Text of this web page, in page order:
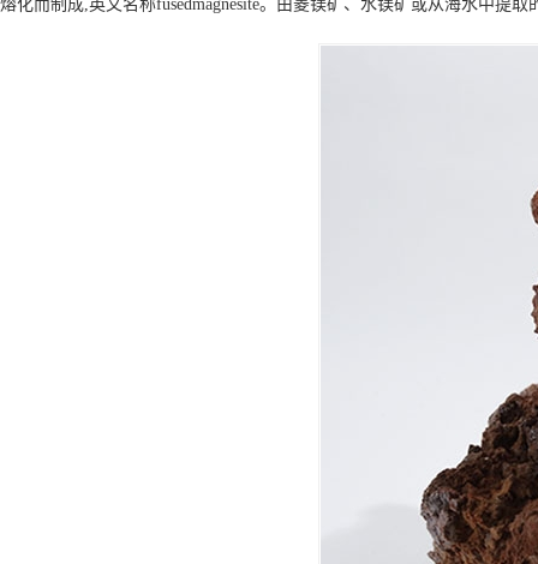
熔化而制成,英文名称fusedmagnesite。由菱镁矿、水镁矿或从海水中提